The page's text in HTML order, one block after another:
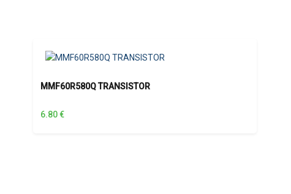
MMF60R580Q TRANSISTOR
6.80€